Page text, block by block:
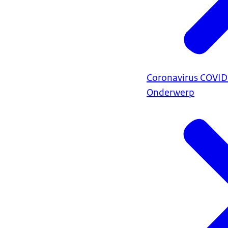
Coronavirus
Onderwerp